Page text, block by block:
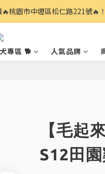
桃園市中壢區松仁路221號🔥
專區 🐕 人氣品牌
【毛起
S12田